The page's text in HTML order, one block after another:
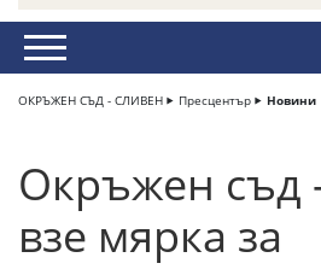
ОКРЪЖЕН СЪД - СЛИВЕН Пресцентър Новини
Окръжен съд
взе мярка за